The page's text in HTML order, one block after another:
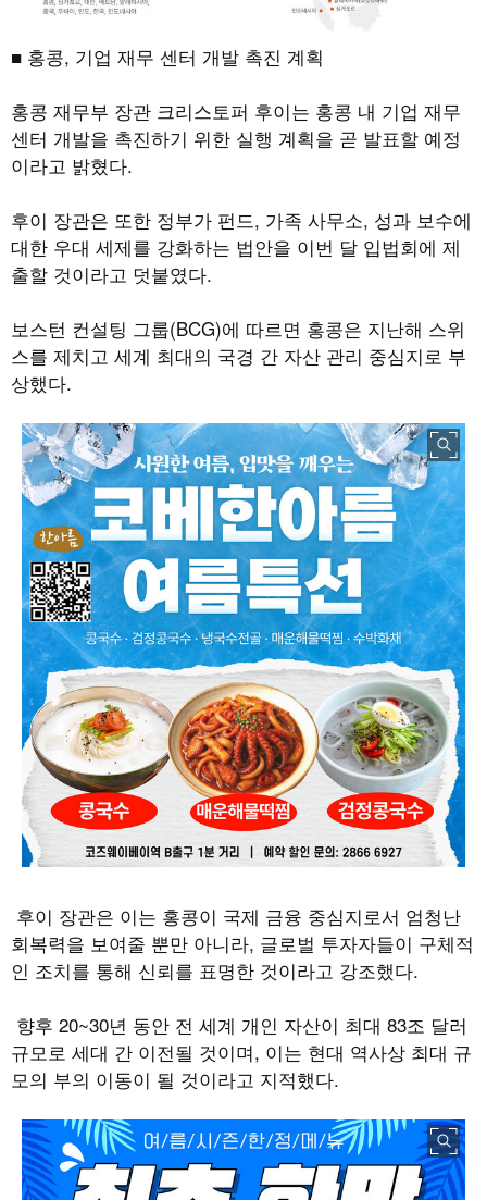
■ 홍콩, 기업 재무 센터 개발 촉진 계획
홍콩 재무부 장관 크리스토퍼 후이는 홍콩 내 기업 재무
센터 개발을 촉진하기 위한 실행 계획을 곧 발표할 예정
이라고 밝혔다.
후이 장관은 또한 정부가 펀드, 가족 사무소, 성과 보수에
대한 우대 세제를 강화하는 법안을 이번 달 입법회에 제
출할 것이라고 덧붙였다.
보스턴 컨설팅 그룹(BCG)에 따르면 홍콩은 지난해 스위
스를 제치고 세계 최대의 국경 간 자산 관리 중심지로 부
상했다.
후이 장관은 이는 홍콩이 국제 금융 중심지로서 엄청난
회복력을 보여줄 뿐만 아니라, 글로벌 투자자들이 구체적
인 조치를 통해 신뢰를 표명한 것이라고 강조했다.
향후 20~30년 동안 전 세계 개인 자산이 최대 83조 달러
규모로 세대 간 이전될 것이며, 이는 현대 역사상 최대 규
모의 부의 이동이 될 것이라고 지적했다.